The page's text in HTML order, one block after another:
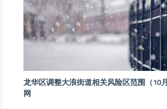
龙华区调整大浪街道相关风险区范围（10
网